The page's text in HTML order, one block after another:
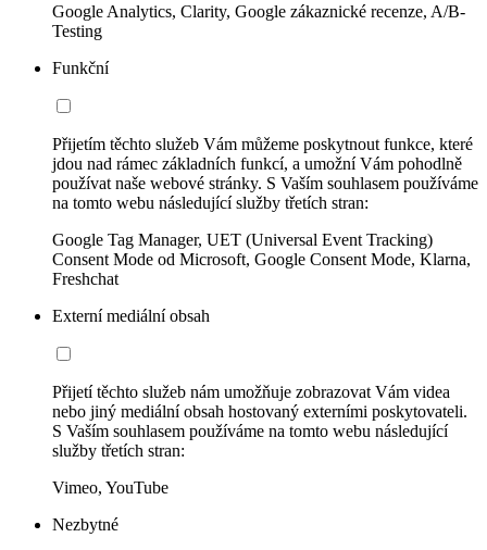
Google Analytics, Clarity, Google zákaznické recenze, A/B-
Testing
Funkční
Přijetím těchto služeb Vám můžeme poskytnout funkce, které
jdou nad rámec základních funkcí, a umožní Vám pohodlně
používat naše webové stránky. S Vaším souhlasem používáme
na tomto webu následující služby třetích stran:
Google Tag Manager, UET (Universal Event Tracking)
Consent Mode od Microsoft, Google Consent Mode, Klarna,
Freshchat
Externí mediální obsah
Přijetí těchto služeb nám umožňuje zobrazovat Vám videa
nebo jiný mediální obsah hostovaný externími poskytovateli.
S Vaším souhlasem používáme na tomto webu následující
služby třetích stran:
Vimeo, YouTube
Nezbytné